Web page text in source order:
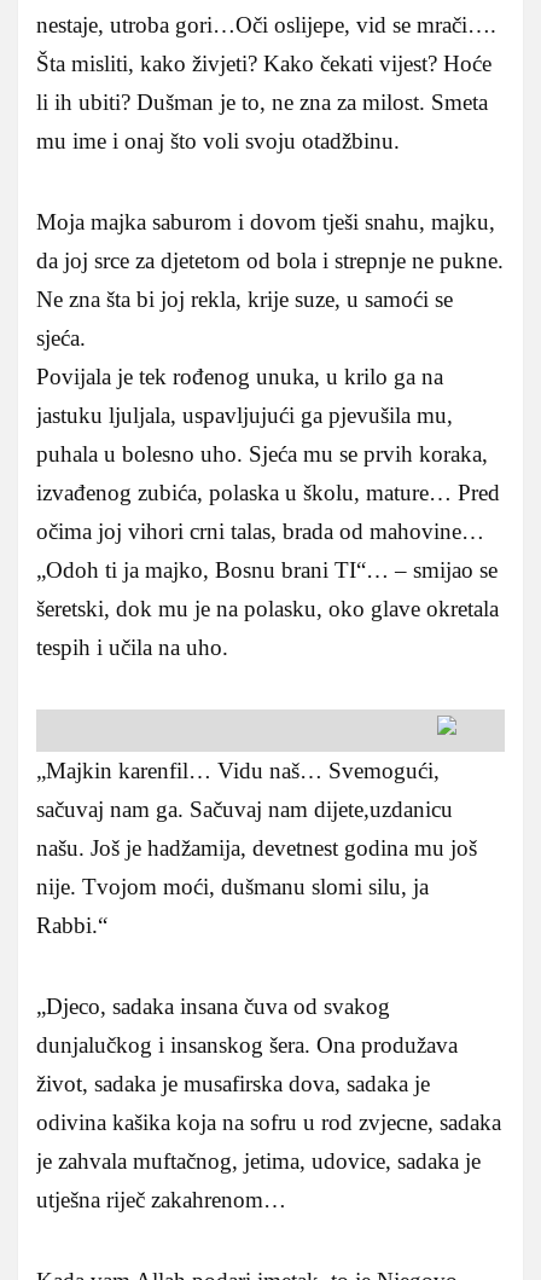
nestaje, utroba gori…Oči oslijepe, vid se mrači….
Šta misliti, kako živjeti? Kako čekati vijest? Hoće
li ih ubiti? Dušman je to, ne zna za milost. Smeta
mu ime i onaj što voli svoju otadžbinu.
Moja majka saburom i dovom tješi snahu, majku,
da joj srce za djetetom od bola i strepnje ne pukne.
Ne zna šta bi joj rekla, krije suze, u samoći se
sjeća.
Povijala je tek rođenog unuka, u krilo ga na
jastuku ljuljala, uspavljujući ga pjevušila mu,
puhala u bolesno uho. Sjeća mu se prvih koraka,
izvađenog zubića, polaska u školu, mature… Pred
očima joj vihori crni talas, brada od mahovine…
„Odoh ti ja majko, Bosnu brani TI“… – smijao se
šeretski, dok mu je na polasku, oko glave okretala
tespih i učila na uho.
„Majkin karenfil… Vidu naš… Svemogući,
sačuvaj nam ga. Sačuvaj nam dijete,uzdanicu
našu. Još je hadžamija, devetnest godina mu još
nije. Tvojom moći, dušmanu slomi silu, ja
Rabbi.“
„Djeco, sadaka insana čuva od svakog
dunjalučkog i insanskog šera. Ona produžava
život, sadaka je musafirska dova, sadaka je
odivina kašika koja na sofru u rod zvjecne, sadaka
je zahvala muftačnog, jetima, udovice, sadaka je
utješna riječ zakahrenom…